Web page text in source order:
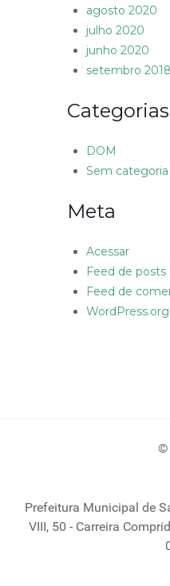
agosto 2020
julho 2020
junho 2020
setembro 2018
Categorias
DOM
Sem categoria
Meta
Acessar
Feed de posts
Feed de
WordPress.org
©
Prefeitura Municipal de
VIII, 50 - Carreira